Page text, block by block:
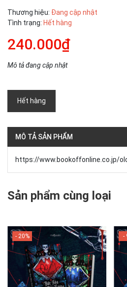
Thương hiệu: Đang cập nhật
Tình trạng: Hết hàng
240.000₫
Mô tả đang cập nhật
Hết hàng
MÔ TẢ SẢN PHẨM
https://www.bookoffonline.co.jp/
Sản phẩm cùng loại
- 20% -